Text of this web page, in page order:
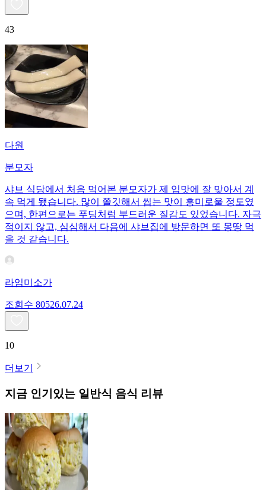
43
다원
분모자
샤브 식당에서 처음 먹어본 분모자가 제 입맛에 잘 맞아서 계
속 먹게 됐습니다. 많이 쫄깃해서 씹는 맛이 흥미로울 정도였
으며, 한편으로는 푸딩처럼 부드러운 질감도 있었습니다. 자극
적이지 않고, 심심해서 다음에 샤브집에 방문하면 또 몽땅 먹
을 것 같습니다.
라임미소가
조회수 80526.07.24
10
더보기
지금 인기있는 일반식 음식 리뷰